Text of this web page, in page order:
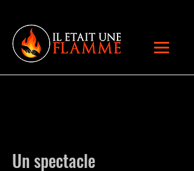
Un spectacle